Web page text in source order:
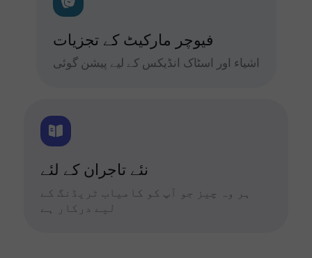
فیوچر مارکیٹ کے تجزیات
اشیاء اور اسٹاک انڈیکس کے لیے پیشن گوئی
نئے تاجران کے لئے
ہر وہ چیز جو آپ کو کامیاب ٹریڈنگ کے
لیے درکار ہے